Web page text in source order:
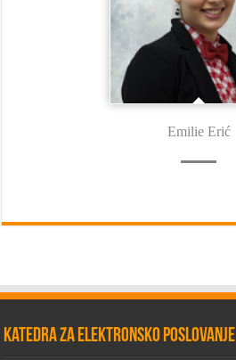
Emilie Erić
Katedra za elektronsko poslovanje